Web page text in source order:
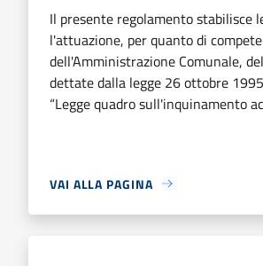
Il presente regolamento stabilisce
l'attuazione, per quanto di
dell'Amministrazione Comunale,
dettate dalla legge 26 ottobre
“Legge quadro sull'inquinamento
VAI ALLA PAGINA